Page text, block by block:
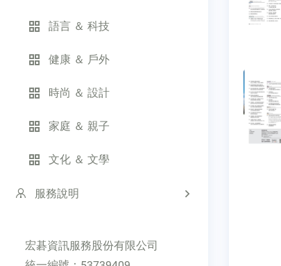
語言 ＆ 科技
健康 ＆ 戶外
時尚 ＆ 設計
家庭 ＆ 親子
文化 ＆ 文學
服務說明
宏碁資訊服務股份有限公司